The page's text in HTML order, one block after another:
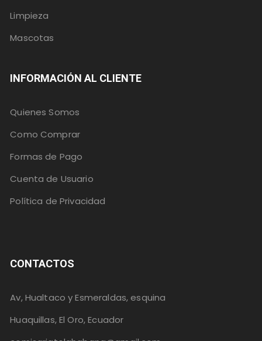
Limpieza
Mascotas
INFORMACIÓN AL CLIENTE
Quienes Somos
Como Comprar
Formas de Pago
Cuenta de Usuario
Política de Privacidad
CONTACTOS
Av, Hualtaco y Esmeraldas, esquina
Huaquillas, El Oro, Ecuador